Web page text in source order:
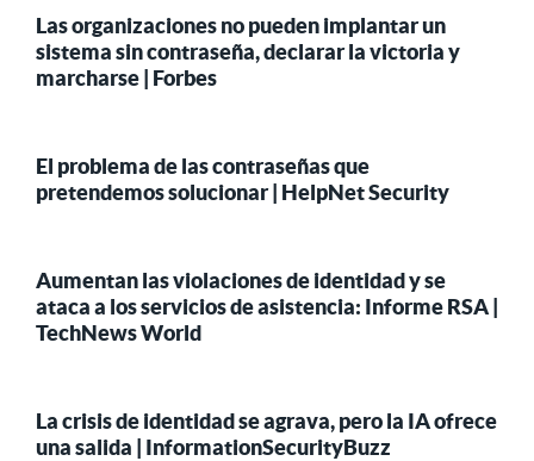
Las organizaciones no pueden implantar un
sistema sin contraseña, declarar la victoria y
marcharse | Forbes
El problema de las contraseñas que
pretendemos solucionar | HelpNet Security
Aumentan las violaciones de identidad y se
ataca a los servicios de asistencia: Informe RSA |
TechNews World
La crisis de identidad se agrava, pero la IA ofrece
una salida | InformationSecurityBuzz